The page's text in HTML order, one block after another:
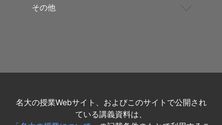
その他
名大の授業Webサイト、およびこのサイトで公開され
ている講義資料は、